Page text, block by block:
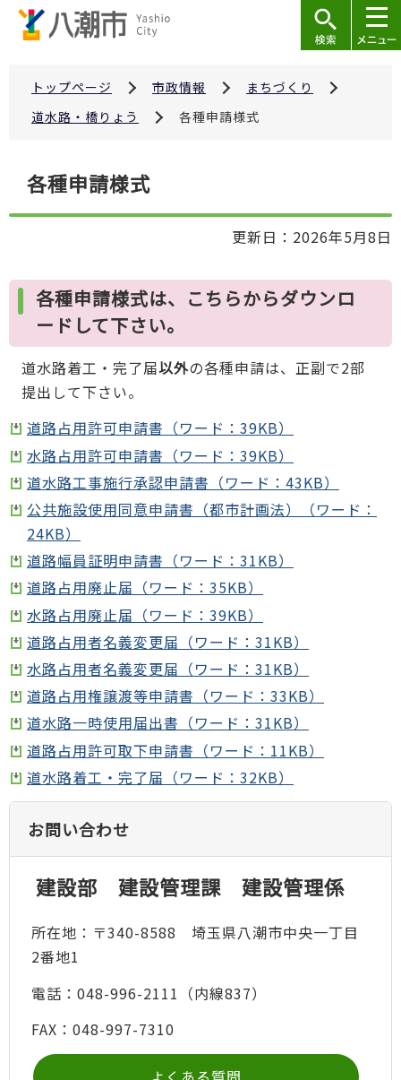
トップページ 市政情報
まちづくり
道水路・橋りょう
各種申請様式
こ
ら
各種申請様式
更新日：2026年5月8日
各種申請様式は、こちらからダウンロ
ードして下さい。
道水路着工・完了届以外の各種申請は、正副で2部
提出して下さい。
道路占用許可申請書（ワード：39KB）
水路占用許可申請書（ワード：39KB）
道水路工事施行承認申請書（ワード：43KB）
公共施設使用同意申請書（都市計画法）（ワード：
24KB）
道路幅員証明申請書（ワード：31KB）
道路占用廃止届（ワード：35KB）
水路占用廃止届（ワード：39KB）
道路占用者名義変更届（ワード：31KB）
水路占用者名義変更届（ワード：31KB）
道路占用権譲渡等申請書（ワード：33KB）
道水路一時使用届出書（ワード：31KB）
道路占用許可取下申請書（ワード：11KB）
道水路着工・完了届（ワード：32KB）
お問い合わせ
建設部 建設管理課 建設管理係
所在地：〒340-8588 埼玉県八潮市中央一丁目
2番地1
電話：048-996-2111（内線837）
FAX：048-997-7310